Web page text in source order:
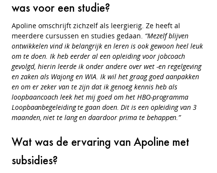
was voor een studie?
Apoline omschrijft zichzelf als leergierig. Ze heeft al
meerdere cursussen en studies gedaan. “Mezelf blijven
ontwikkelen vind ik belangrijk en leren is ook gewoon heel leuk
om te doen. Ik heb eerder al een opleiding voor jobcoach
gevolgd, hierin leerde ik onder andere over wet -en regelgeving
en zaken als Wajong en WIA. Ik wil het graag goed aanpakken
en om er zeker van te zijn dat ik genoeg kennis heb als
loopbaancoach leek het mij goed om het HBO-programma
Loopbaanbegeleidingte gaan doen. Dit is een opleiding van 3
maanden, niet te lang en daardoor prima te behappen.”
Wat was de ervaring van Apoline met
subsidies?